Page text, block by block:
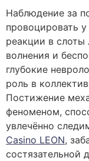
Наблюдение за
провоцировать
реакции в
волнения и
глубокие
роль в
Постижение
феноменом,
увлечённо
Casino LEON,
состязательной